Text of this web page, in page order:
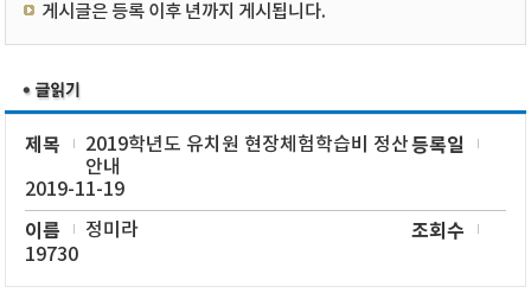
게시글은 등록 이후 년까지 게시됩니다.
제목
2019학년도 유치원 현장체험학습비 정산
안내
등록일
2019-11-19
이름 정미라 조회수
19730